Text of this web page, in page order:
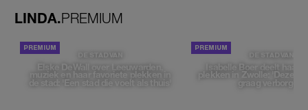
LINDA.PREMIUM
DE STAD VAN
Elske DeWall over Leeuwarden,
muziek en haar favoriete plekken in
de stad: 'Een stad die voelt als thuis'
DE STAD VAN
Isabelle Boer deelt haar
plekken in Zwolle: 'Deze
graag verborgen'